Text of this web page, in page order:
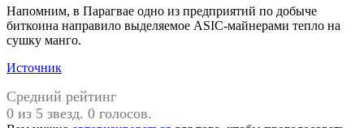
Напомним, в Парагвае одно из предприятий по добыче
биткоина направило выделяемое ASIC-майнерами тепло на
сушку манго.
Источник
Средний рейтинг
0 из 5 звезд. 0 голосов.